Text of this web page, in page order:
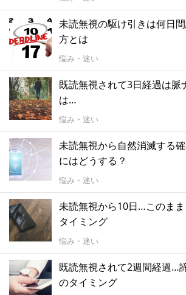
未読無視の駆け引きは何日
方とは
悩み・迷い
既読無視されて3日経過は脈
は…
悩み・迷い
未読無視から自然消滅する
にはどうする？
悩み・迷い
未読無視から10日…このま
タイミング
悩み・迷い
既読無視されて2週間経過…
のタイミング